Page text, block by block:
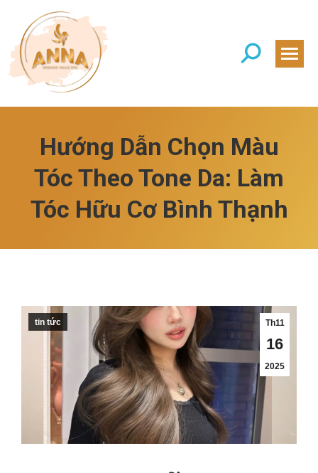
Search:
Hướng Dẫn Chọn Màu
Tóc Theo Tone Da: Làm
Tóc Hữu Cơ Bình Thạnh
Th11
16
2025
tin tức